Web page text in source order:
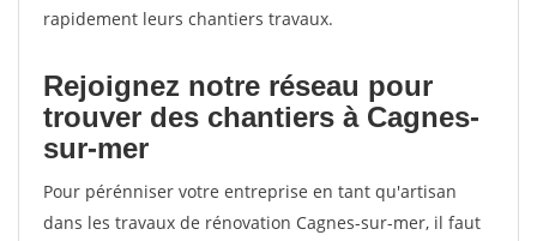
rapidement leurs chantiers travaux.
Rejoignez notre réseau pour
trouver des chantiers à Cagnes-
sur-mer
Pour pérénniser votre entreprise en tant qu'artisan
dans les travaux de rénovation Cagnes-sur-mer, il faut